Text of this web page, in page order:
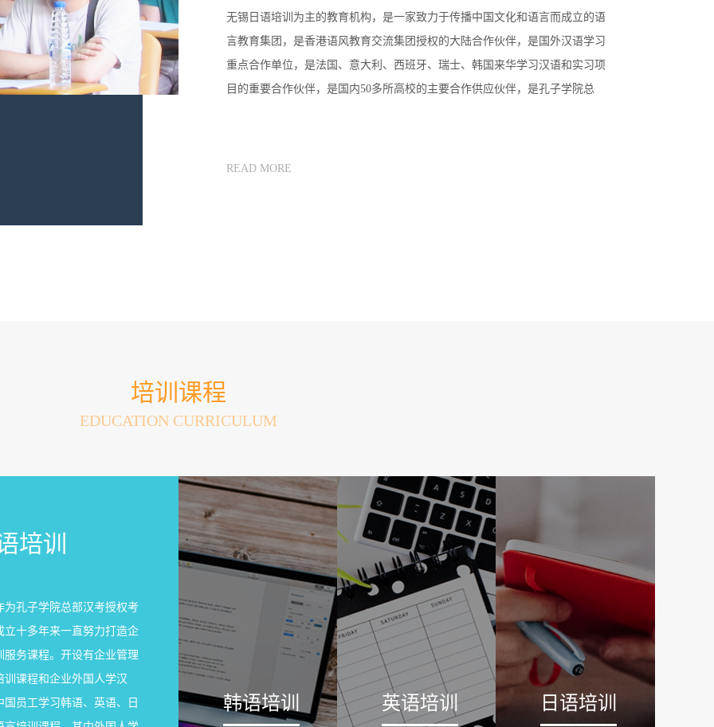
无锡日语培训为主的教育机构，是一家致力于传播中国文化和语言而成立的语
言教育集团，是香港语风教育交流集团授权的大陆合作伙伴，是国外汉语学习
重点合作单位，是法国、意大利、西班牙、瑞士、韩国来华学习汉语和实习项
目的重要合作伙伴，是国内50多所高校的主要合作供应伙伴，是孔子学院总
READ MORE
培训课程
EDUCATION CURRICULUM
培训
为孔子学院总部汉考授权考
立十多年来一直努力打造企
服务课程。开设有企业管理
训课程和企业外国人学汉
国员工学习韩语、英语、日
韩语培训 英语培训 日语培训